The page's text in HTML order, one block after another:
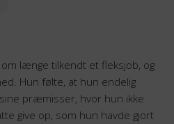
længe tilkendt et fleksjob, og
Hun følte, at hun endelig
præmisser, hvor hun ikke
give op, som hun havde gjort